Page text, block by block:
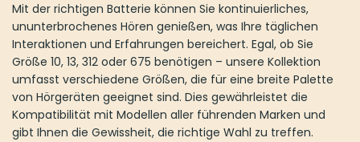
Mit der richtigen Batterie können Sie kontinuierliches,
ununterbrochenes Hören genießen, was Ihre täglichen
Interaktionen und Erfahrungen bereichert. Egal, ob Sie
Größe 10, 13, 312 oder 675 benötigen – unsere Kollektion
umfasst verschiedene Größen, die für eine breite Palette
von Hörgeräten geeignet sind. Dies gewährleistet die
Kompatibilität mit Modellen aller führenden Marken und
gibt Ihnen die Gewissheit, die richtige Wahl zu treffen.